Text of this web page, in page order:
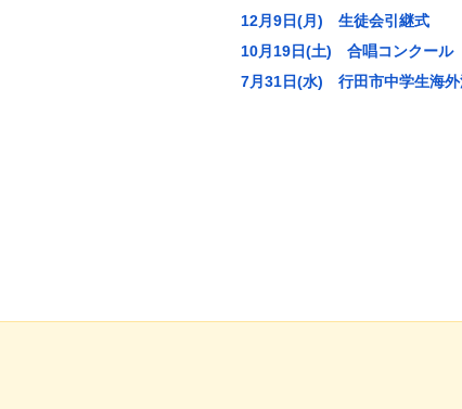
12月9日(月) 生徒会引継式
10月19日(土) 合唱コンクール
7月31日(水) 行田市中学生海外